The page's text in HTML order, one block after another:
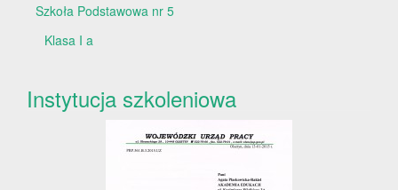
Szkoła Podstawowa nr 5
Klasa I a
Instytucja szkoleniowa